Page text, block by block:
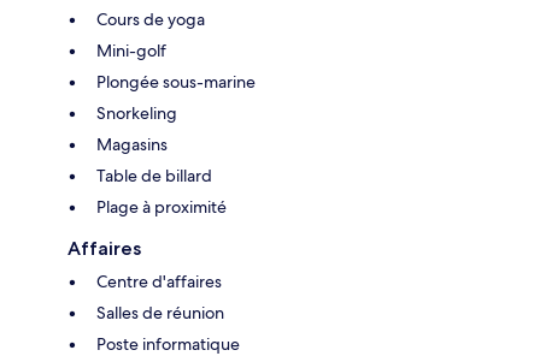
Cours de yoga
Mini-golf
Plongée sous-marine
Snorkeling
Magasins
Table de billard
Plage à proximité
Affaires
Centre d'affaires
Salles de réunion
Poste informatique